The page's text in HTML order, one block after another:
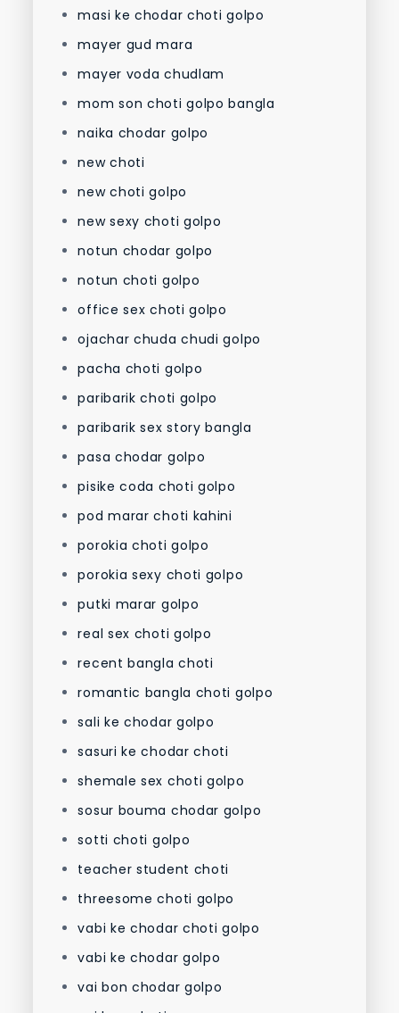
masi ke chodar choti golpo
mayer gud mara
mayer voda chudlam
mom son choti golpo bangla
naika chodar golpo
new choti
new choti golpo
new sexy choti golpo
notun chodar golpo
notun choti golpo
office sex choti golpo
ojachar chuda chudi golpo
pacha choti golpo
paribarik choti golpo
paribarik sex story bangla
pasa chodar golpo
pisike coda choti golpo
pod marar choti kahini
porokia choti golpo
porokia sexy choti golpo
putki marar golpo
real sex choti golpo
recent bangla choti
romantic bangla choti golpo
sali ke chodar golpo
sasuri ke chodar choti
shemale sex choti golpo
sosur bouma chodar golpo
sotti choti golpo
teacher student choti
threesome choti golpo
vabi ke chodar choti golpo
vabi ke chodar golpo
vai bon chodar golpo